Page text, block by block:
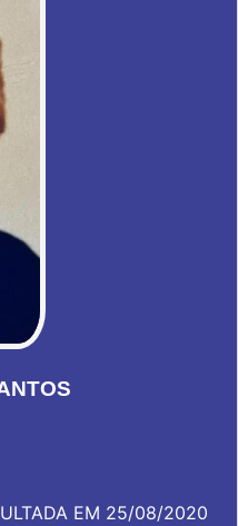
EM 25/08/2020